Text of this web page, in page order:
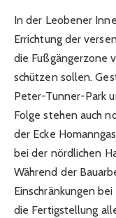
In der Leobener
Errichtung der
die Fußgängerzone
schützen sollen.
Peter-Tunner-Park
Folge stehen auch
der Ecke
bei der nördlichen
Während der
Einschränkungen
die Fertigstellung